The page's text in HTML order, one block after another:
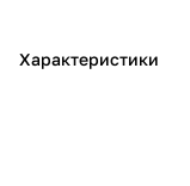
Характеристики
%